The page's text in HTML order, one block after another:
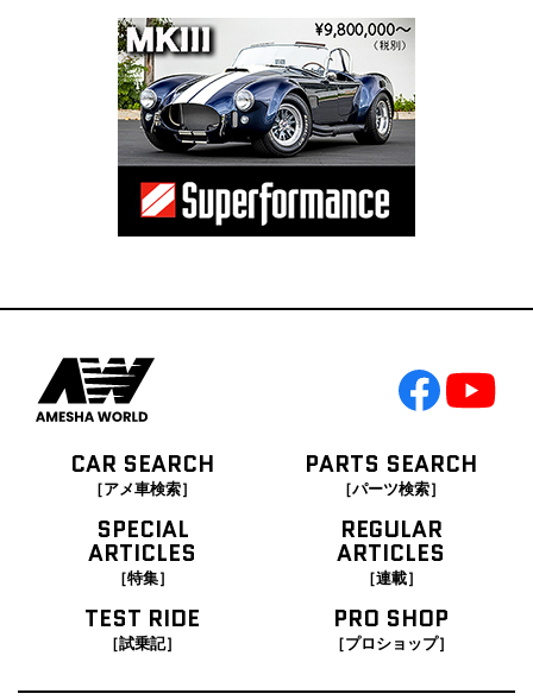
CAR SEARCH
［アメ車検索］
PARTS SEARCH
［パーツ検索］
SPECIAL
ARTICLES
［特集］
REGULAR
ARTICLES
［連載］
TEST RIDE
［試乗記］
PRO SHOP
［プロショップ］